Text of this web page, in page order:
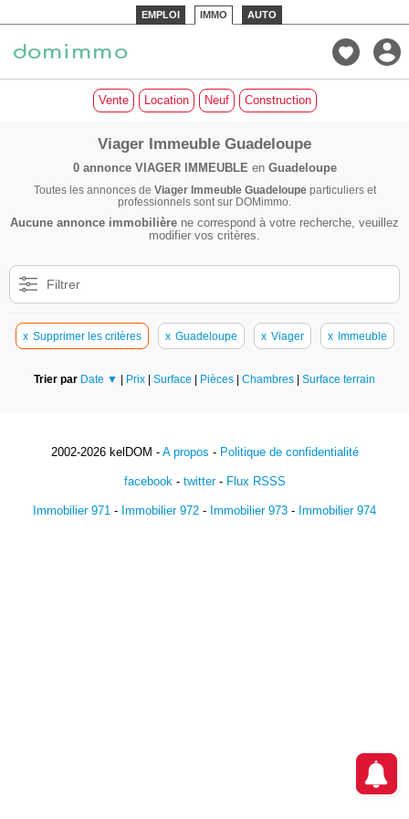
EMPLOI IMMO AUTO
Vente Location Neuf Construction
Viager Immeuble Guadeloupe
0 annonce VIAGER IMMEUBLE en Guadeloupe
Toutes les annonces de Viager Immeuble Guadeloupeparticuliers et
professionnels sont sur DOMimmo.
Aucune annonce immobilière ne correspond à votre recherche, veuillez
modifier vos critères.
Filtrer
x Supprimer les critères x Guadeloupe x Viager x Immeuble
Trier par Date ▼ | Prix | Surface | Pièces | Chambres | Surface terrain
2002-2026 kelDOM - A propos - Politique de confidentialité
facebook- twitter- Flux RSSS
Immobilier 971 - Immobilier 972 - Immobilier 973 - Immobilier 974